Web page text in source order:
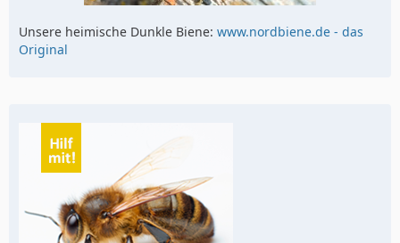
Unsere heimische Dunkle Biene: www.nordbiene.de - das
Original